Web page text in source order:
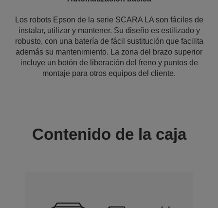
Los robots Epson de la serie SCARA LA son fáciles de
instalar, utilizar y mantener. Su diseño es estilizado y
robusto, con una batería de fácil sustitución que facilita
además su mantenimiento. La zona del brazo superior
incluye un botón de liberación del freno y puntos de
montaje para otros equipos del cliente.
Contenido de la caja